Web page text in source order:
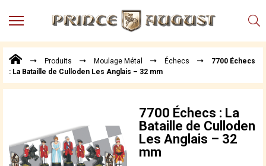
MENU
Points
de
Vente
Téléchargements
Techniques,
Produits Moulage Métal Échecs
7700 Échecs
: La Bataille de Culloden Les Anglais – 32 mm
7700 Échecs : La
Bataille de Culloden
Les Anglais – 32
mm